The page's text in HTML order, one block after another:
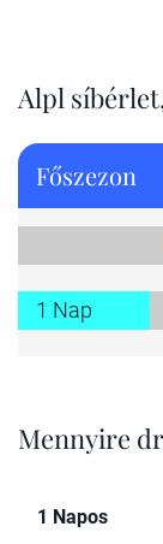
Alpl
Főszezon
1 Nap
Mennyire
1 Napos